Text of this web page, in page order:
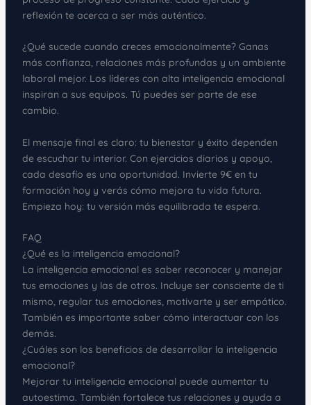
reflexión te acerca a ser más auténtico.
¿Qué sucede cuando creces emocionalmente? Ganas
más confianza, relaciones más profundas y un ambiente
laboral mejor. Los líderes con alta inteligencia emocional
inspiran a sus equipos. Tú puedes ser parte de ese
cambio.
El mensaje final es claro: tu bienestar y éxito dependen
de escuchar tu interior. Con ejercicios diarios y apoyo,
cada desafío es una oportunidad. Invierte 9€ en tu
formación hoy y verás cómo mejora tu vida futura.
Empieza hoy: tu versión más equilibrada te espera.
FAQ
¿Qué es la inteligencia emocional?
La inteligencia emocional es saber reconocer y manejar
tus emociones y las de otros. Incluye ser consciente de ti
mismo, regular tus emociones, motivarte y ser empático.
También es importante saber cómo interactuar con los
demás.
¿Cuáles son los beneficios de desarrollar la inteligencia
emocional?
Mejorar tu inteligencia emocional puede aumentar tu
autoestima. También fortalece tus relaciones y ayuda a